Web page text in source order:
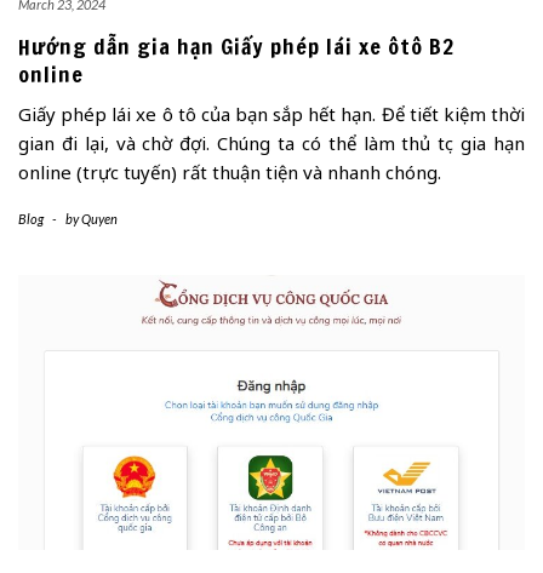
March 23, 2024
Hướng dẫn gia hạn Giấy phép lái xe ôtô B2
online
Giấy phép lái xe ô tô của bạn sắp hết hạn. Để tiết kiệm thời
gian đi lại, và chờ đợi. Chúng ta có thể làm thủ tục gia hạn
online (trực tuyến) rất thuận tiện và nhanh chóng.
Blog - byQuyen